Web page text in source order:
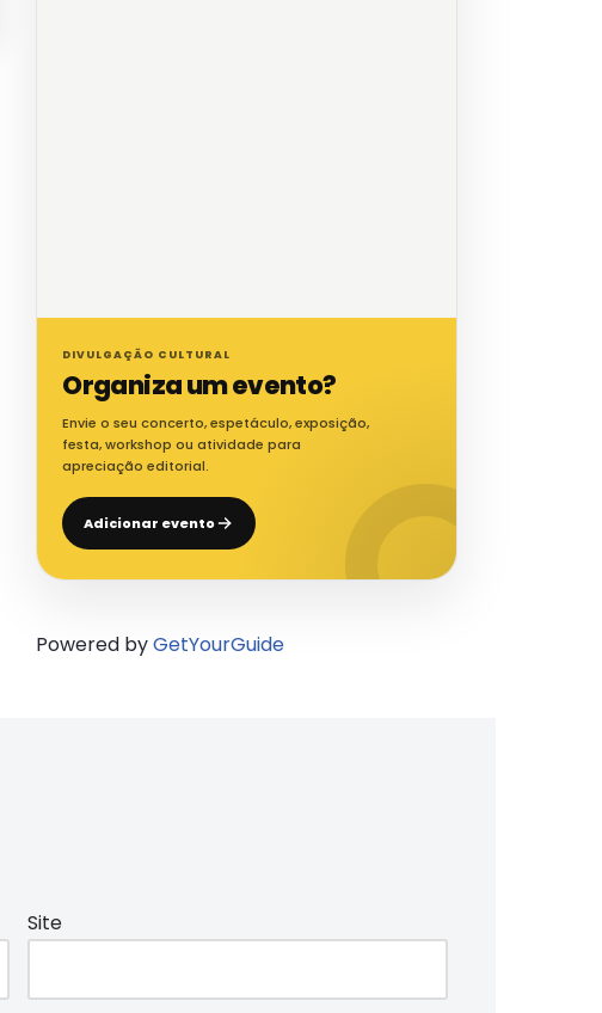
DIVULGAÇÃO CULTURAL
Organiza um evento?
Envie o seu concerto, espetáculo, exposição,
festa, workshop ou atividade para
apreciação editorial.
Adicionar evento
Powered byGetYourGuide
Site